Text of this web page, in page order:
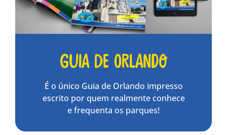
Guia de Orlando
É o único Guia de Orlando impresso
escrito por quem realmente conhece
e frequenta os parques!